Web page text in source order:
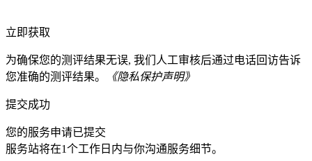
立即获取
为确保您的测评结果无误, 我们人工审核后通过电话回访告诉
您准确的测评结果。
《隐私保护声明》
提交成功
您的服务申请已提交
服务站将在1个工作日内与你沟通服务细节。